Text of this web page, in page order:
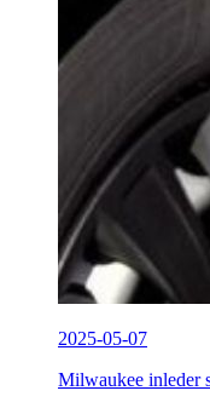
2025-05-07
Milwaukee inleder